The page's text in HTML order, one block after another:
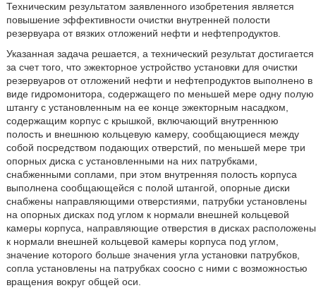
Техническим результатом заявленного изобретения является
повышение эффективности очистки внутренней полости
резервуара от вязких отложений нефти и нефтепродуктов.
Указанная задача решается, а технический результат достигается
за счет того, что эжекторное устройство установки для очистки
резервуаров от отложений нефти и нефтепродуктов выполнено в
виде гидромонитора, содержащего по меньшей мере одну полую
штангу с установленным на ее конце эжекторным насадком,
содержащим корпус с крышкой, включающий внутреннюю
полость и внешнюю кольцевую камеру, сообщающиеся между
собой посредством подающих отверстий, по меньшей мере три
опорных диска с установленными на них патрубками,
снабженными соплами, при этом внутренняя полость корпуса
выполнена сообщающейся с полой штангой, опорные диски
снабжены направляющими отверстиями, патрубки установлены
на опорных дисках под углом к нормали внешней кольцевой
камеры корпуса, направляющие отверстия в дисках расположены
к нормали внешней кольцевой камеры корпуса под углом,
значение которого больше значения угла установки патрубков,
сопла установлены на патрубках соосно с ними с возможностью
вращения вокруг общей оси.